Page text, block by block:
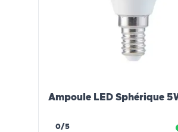
Ampoule LED Sphérique
0/5